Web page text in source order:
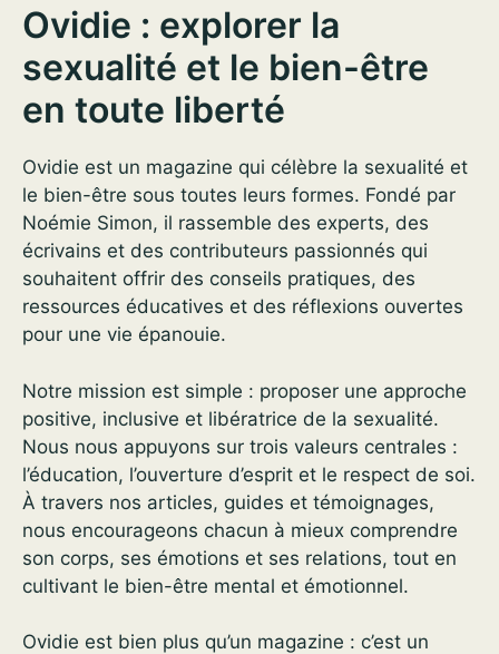
Ovidie : explorer la
sexualité et le bien-être
en toute liberté
Ovidie est un magazine qui célèbre la sexualité et
le bien-être sous toutes leurs formes. Fondé par
Noémie Simon, il rassemble des experts, des
écrivains et des contributeurs passionnés qui
souhaitent offrir des conseils pratiques, des
ressources éducatives et des réflexions ouvertes
pour une vie épanouie.
Notre mission est simple : proposer une approche
positive, inclusive et libératrice de la sexualité.
Nous nous appuyons sur trois valeurs centrales :
l’éducation, l’ouverture d’esprit et le respect de soi.
À travers nos articles, guides et témoignages,
nous encourageons chacun à mieux comprendre
son corps, ses émotions et ses relations, tout en
cultivant le bien-être mental et émotionnel.
Ovidie est bien plus qu’un magazine : c’est un